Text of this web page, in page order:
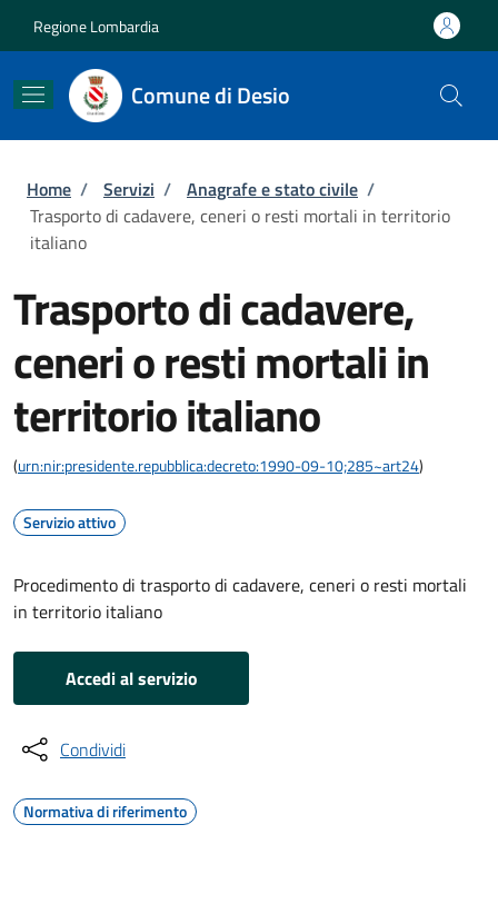
Regione Lombardia
Comune di Desio
Briciole di pane
Home / Servizi / Anagrafe e stato civile /
Trasporto di cadavere, ceneri o resti mortali in territorio
italiano
Trasporto di cadavere,
ceneri o resti mortali in
territorio italiano
(urn:nir:presidente.repubblica:decreto:1990-09-10;285~art24)
Servizio attivo
Procedimento di trasporto di cadavere, ceneri o resti mortali
in territorio italiano
Accedi al servizio
Condividi
Normativa di riferimento